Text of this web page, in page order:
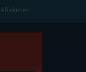
Afrekenen